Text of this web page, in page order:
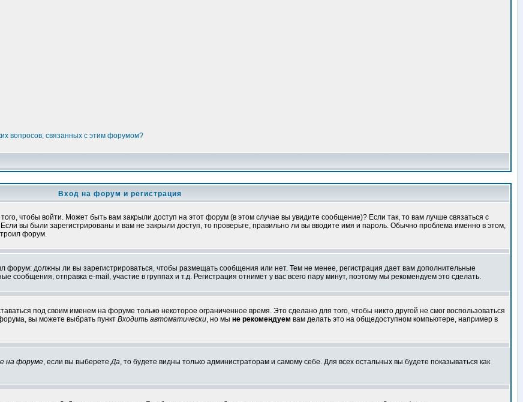
вопросов, связанных с этим форумом?
Вход на форум и регистрация
чтобы войти. Может быть вам закрыли доступ на этот форум (в этом случае вы увидите сообщение)? Если так, то вам лучше связаться с
вы были зарегистрированы и вам не закрыли доступ, то проверьте, правильно ли вы вводите имя и пароль. Обычно проблема именно в этом,
форум.
форум: должны ли вы зарегистрироваться, чтобы размещать сообщения или нет. Тем не менее, регистрация дает вам дополнительные
отправка e-mail, участие в группах и т.д. Регистрация отнимет у вас всего пару минут, поэтому мы рекомендуем это сделать.
под своим именем на форуме только некоторое ограниченное время. Это сделано для того, чтобы никто другой не смог воспользоваться
вы можете выбрать пункт Входить автоматически, но мы не рекомендуем вам делать это на общедоступном компьютере, например в
на форуме, если вы выберетеДа, то будете видны только администраторам и самому себе. Для всех остальных вы будете показываться как